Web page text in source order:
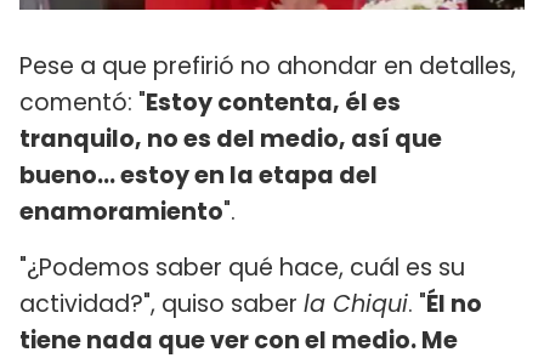
Pese a que prefirió no ahondar en detalles,
comentó: "Estoy contenta, él es
tranquilo, no es del medio, así que
bueno... estoy en la etapa del
enamoramiento".
"¿Podemos saber qué hace, cuál es su
actividad?", quiso saber la Chiqui. "Él no
tiene nada que ver con el medio. Me